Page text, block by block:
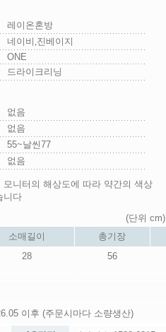
레이온혼방
네이비,진베이지
ONE
드라이크리닝
없음
없음
55~날씬77
없음
모니터의 해상도에 따라 약간의 색상
니다
(단위 cm)
소매길이
총기장
28 56
이후 (주문시마다 소량생산)